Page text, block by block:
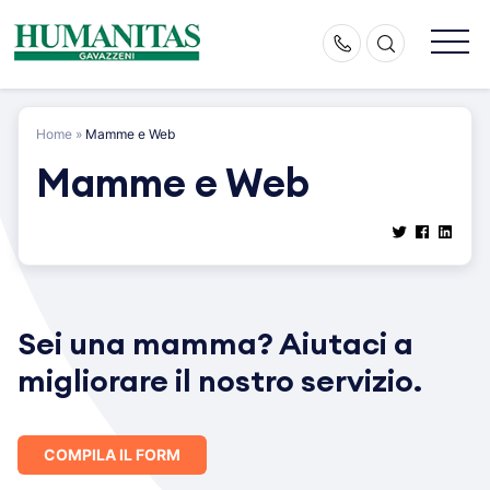
content
Home » Mamme e Web
Mamme e Web
Sei una mamma? Aiutaci a
migliorare il nostro servizio.
COMPILA IL FORM